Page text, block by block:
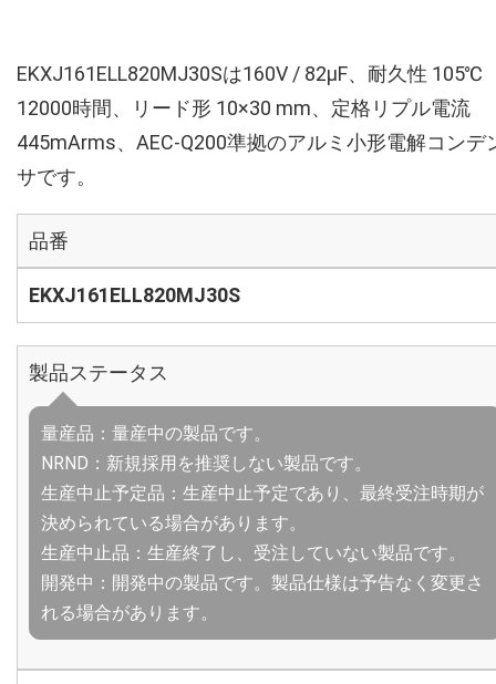
EKXJ161ELL820MJ30Sは160V / 82µF、耐久性 105℃
12000時間、リード形 10×30 mm、定格リプル電流
445mArms、AEC-Q200準拠のアルミ小形電解コンデ
サです。
品番
EKXJ161ELL820MJ30S
製品ステータス
量産品：量産中の製品です。
NRND：新規採用を推奨しない製品です。
生産中止予定品：生産中止予定であり、最終受注時期が
決められている場合があります。
生産中止品：生産終了し、受注していない製品です。
開発中：開発中の製品です。製品仕様は予告なく変更さ
れる場合があります。